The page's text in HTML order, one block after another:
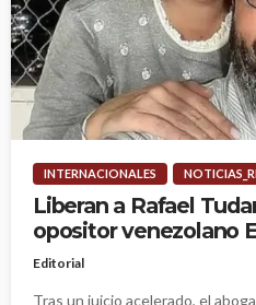
INTERNACIONALES
Liberan a Rafael
opositor venezolano
Editorial
Tras un juicio acelerado, el